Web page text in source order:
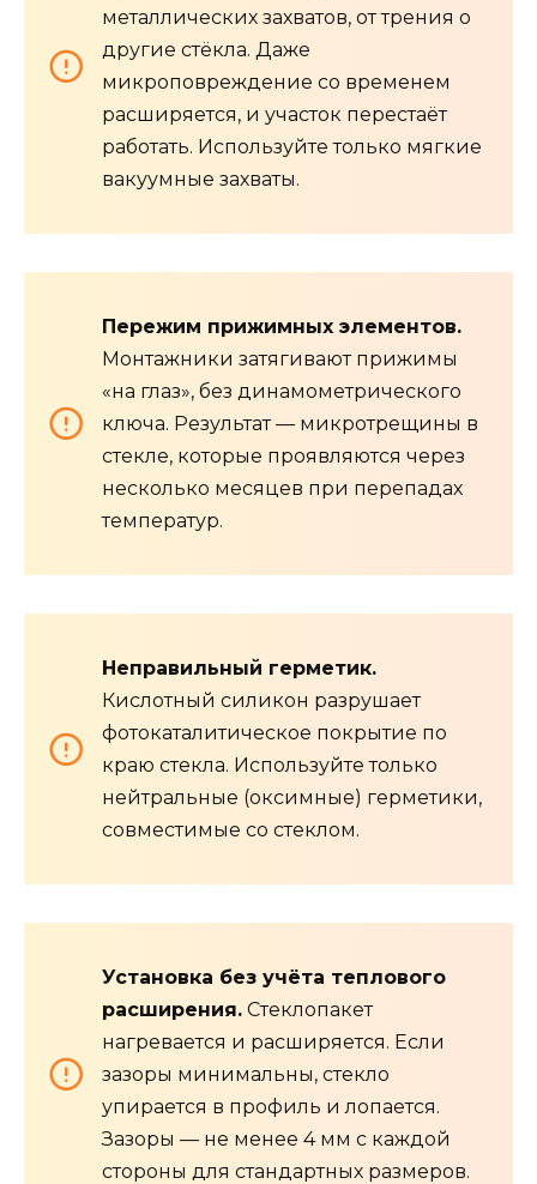
металлических захватов, от трения о
другие стёкла. Даже
микроповреждение со временем
расширяется, и участок перестаёт
работать. Используйте только мягкие
вакуумные захваты.
Пережим прижимных элементов.
Монтажники затягивают прижимы
«на глаз», без динамометрического
ключа. Результат — микротрещины в
стекле, которые проявляются через
несколько месяцев при перепадах
температур.
Неправильный герметик.
Кислотный силикон разрушает
фотокаталитическое покрытие по
краю стекла. Используйте только
нейтральные (оксимные) герметики,
совместимые со стеклом.
Установка без учёта теплового
расширения. Стеклопакет
нагревается и расширяется. Если
зазоры минимальны, стекло
упирается в профиль и лопается.
Зазоры — не менее 4 мм с каждой
стороны для стандартных размеров.